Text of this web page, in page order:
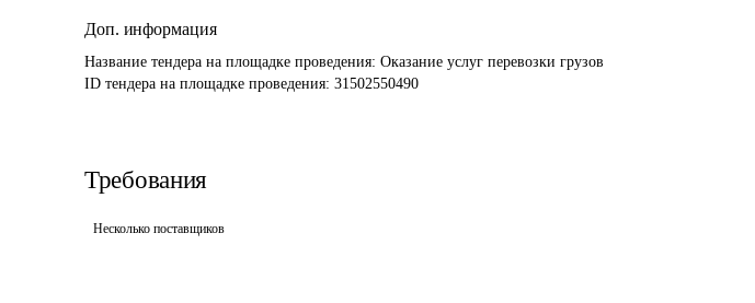
Доп. информация
Название тендера на площадке проведения: Оказание услуг перевозки грузов
ID тендера на площадке проведения: 31502550490
Требования
Несколько поставщиков